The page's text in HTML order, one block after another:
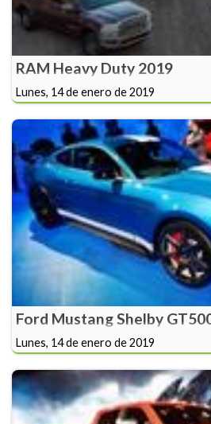
RAM Heavy Duty 2019
Lunes, 14 de enero de 2019
Ford Mustang Shelby
Lunes, 14 de enero de 2019